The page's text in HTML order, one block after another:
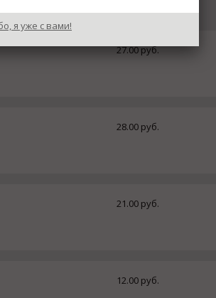
27.00 руб.
28.00 руб.
21.00 руб.
12.00 руб.
я уже с вами!